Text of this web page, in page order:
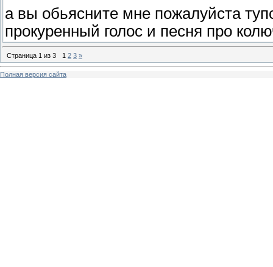
а вы обьясните мне пожалуйста
прокуренный голос и песня про
Страница 1 из 3 1 2 3 »
Полная версия сайта